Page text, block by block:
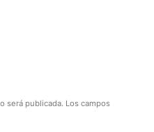
será publicada. Los campos